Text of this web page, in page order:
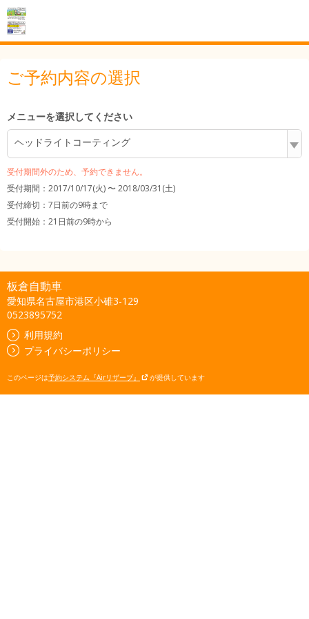
ご予約内容の選択
メニューを選択してください
ヘッドライトコーティング
受付期間外のため、予約できません。
受付期間：2017/10/17(火) 〜 2018/03/31(土)
受付締切： 7日前の9時まで
受付開始： 21日前の9時から
板倉自動車
愛知県名古屋市港区小碓3-129
0523895752
利用規約
プライバシーポリシー
このページは予約システム『Airリザーブ』 が提供しています